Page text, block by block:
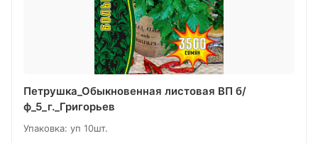
Петрушка_Обыкновенная листовая ВП б/
ф_5_г._Григорьев
Упаковка: уп 10шт.